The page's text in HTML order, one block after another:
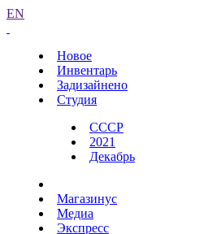
EN
Новое
Инвентарь
Задизайнено
Студия
СССР
2021
Декабрь
Магазинус
Медиа
Экспресс